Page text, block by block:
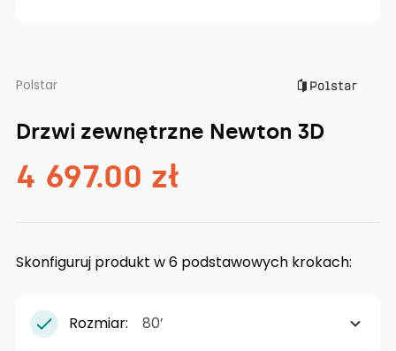
Polstar
Drzwi zewnętrzne Newton 3D
4 697.00 zł
Skonfiguruj produkt w 6 podstawowych krokach:
Rozmiar: 80’